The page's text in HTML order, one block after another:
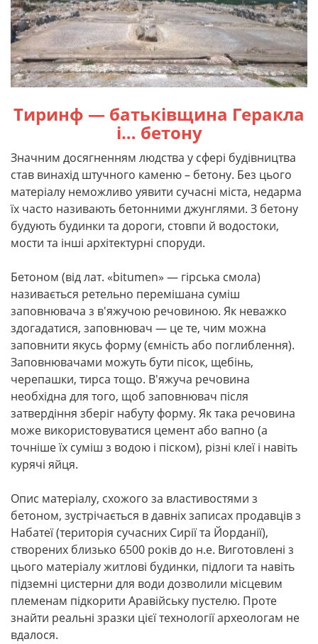
Тиринф — батьківщина Геракла
і… бетону
Значним досягненням людства у сфері будівництва
став винахід штучного каменю – бетону. Без цього
матеріалу неможливо уявити сучасні міста, недарма
їх часто називають бетонними джунглями. З бетону
будують будинки та дороги, стовпи й водостоки,
мости та інші архітектурні споруди.
Бетоном (від лат. «bitumen» — гірська смола)
називається ретельно перемішана суміш
заповнювача з в'яжучою речовиною. Як неважко
здогадатися, заповнювач — це те, чим можна
заповнити якусь форму (ємність або поглиблення).
Заповнювачами можуть бути пісок, щебінь,
черепашки, тирса тощо. В'яжуча речовина
необхідна для того, щоб заповнювач після
затвердіння зберіг набуту форму. Як така речовина
може використовуватися цемент або вапно (а
точніше їх суміш з водою і піском), різні клеї і навіть
курячі яйця.
Опис матеріалу, схожого за властивостями з
бетоном, зустрічається в давніх записах продавців з
Набатеї (територія сучасних Сирії та Йорданії),
створених близько 6500 років до н.е. Виготовлені з
цього матеріалу житлові будинки, підлоги та навіть
підземні цистерни для води дозволили місцевим
племенам підкорити Аравійську пустелю. Проте
знайти реальні зразки цієї технології археологам не
вдалося.